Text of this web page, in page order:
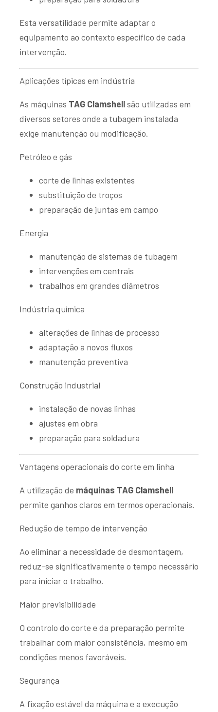
Esta versatilidade permite adaptar o
equipamento ao contexto específico de cada
intervenção.
Aplicações típicas em indústria
As máquinas TAG Clamshellsão utilizadas em
diversos setores onde a tubagem instalada
exige manutenção ou modificação.
Petróleo e gás
corte de linhas existentes
substituição de troços
preparação de juntas em campo
Energia
manutenção de sistemas de tubagem
intervenções em centrais
trabalhos em grandes diâmetros
Indústria química
alterações de linhas de processo
adaptação a novos fluxos
manutenção preventiva
Construção industrial
instalação de novas linhas
ajustes em obra
preparação para soldadura
Vantagens operacionais do corte em linha
A utilização de máquinas TAG Clamshell
permite ganhos claros em termos operacionais.
Redução de tempo de intervenção
Ao eliminar a necessidade de desmontagem,
reduz-se significativamente o tempo necessário
para iniciar o trabalho.
Maior previsibilidade
O controlo do corte e da preparação permite
trabalhar com maior consistência, mesmo em
condições menos favoráveis.
Segurança
A fixação estável da máquina e a execução